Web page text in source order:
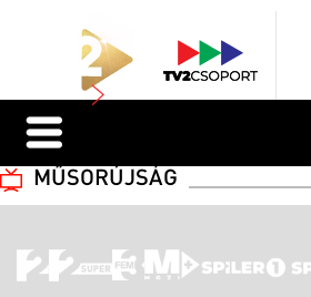
MŰSORÚJSÁG